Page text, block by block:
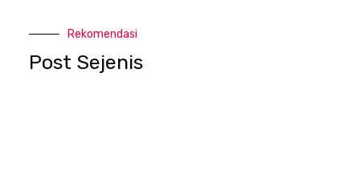
Rekomendasi
Post Sejenis